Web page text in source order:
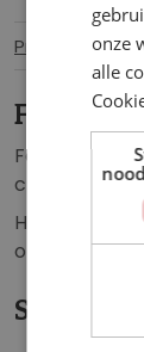
Fotobehang
crossmotor
Het
op iedere
onze
alle